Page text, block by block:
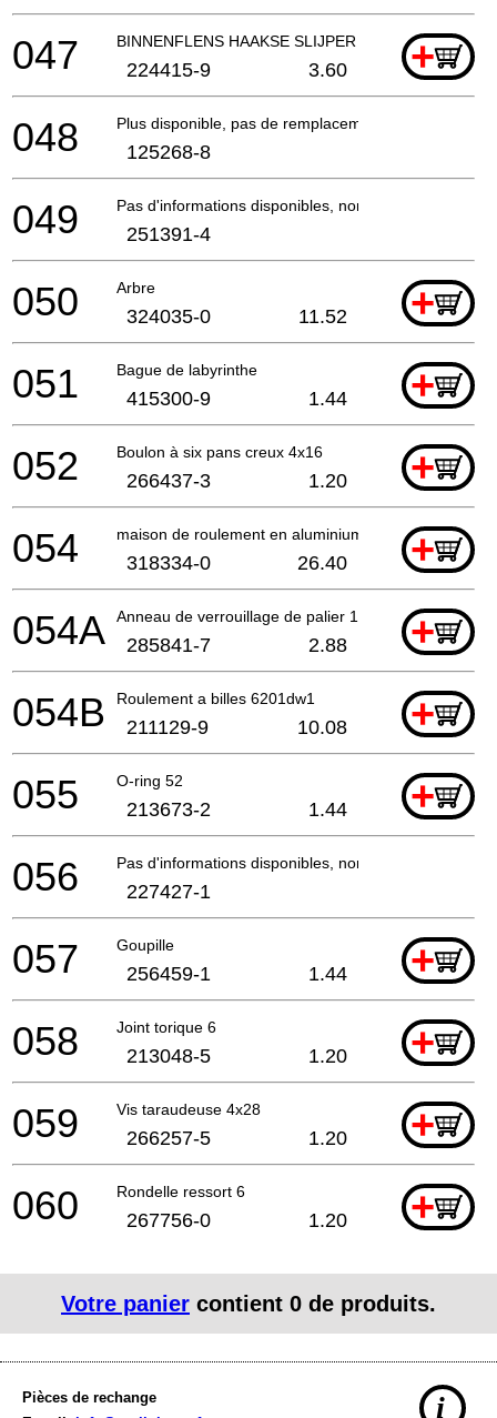
BINNENFLENS HAAKSE SLIJPER EN +
047 224415-9 3.60
Plus disponible, pas de remplacement
048 125268-8
Pas d'informations disponibles, non commandable
049 251391-4
Arbre +
050 324035-0 11.52
Bague de labyrinthe +
051 415300-9 1.44
Boulon à six pans creux 4x16 +
052 266437-3 1.20
maison de roulement en aluminium +
054 318334-0 26.40
Anneau de verrouillage de palier 19-33 +
054A 285841-7 2.88
Roulement a billes 6201dw1 +
054B 211129-9 10.08
O-ring 52 +
055 213673-2 1.44
Pas d'informations disponibles, non commandable
056 227427-1
Goupille +
057 256459-1 1.44
Joint torique 6 +
058 213048-5 1.20
Vis taraudeuse 4x28 +
059 266257-5 1.20
Rondelle ressort 6 +
060 267756-0 1.20
Votre panier contient 0 de produits.
Pièces de rechange
i